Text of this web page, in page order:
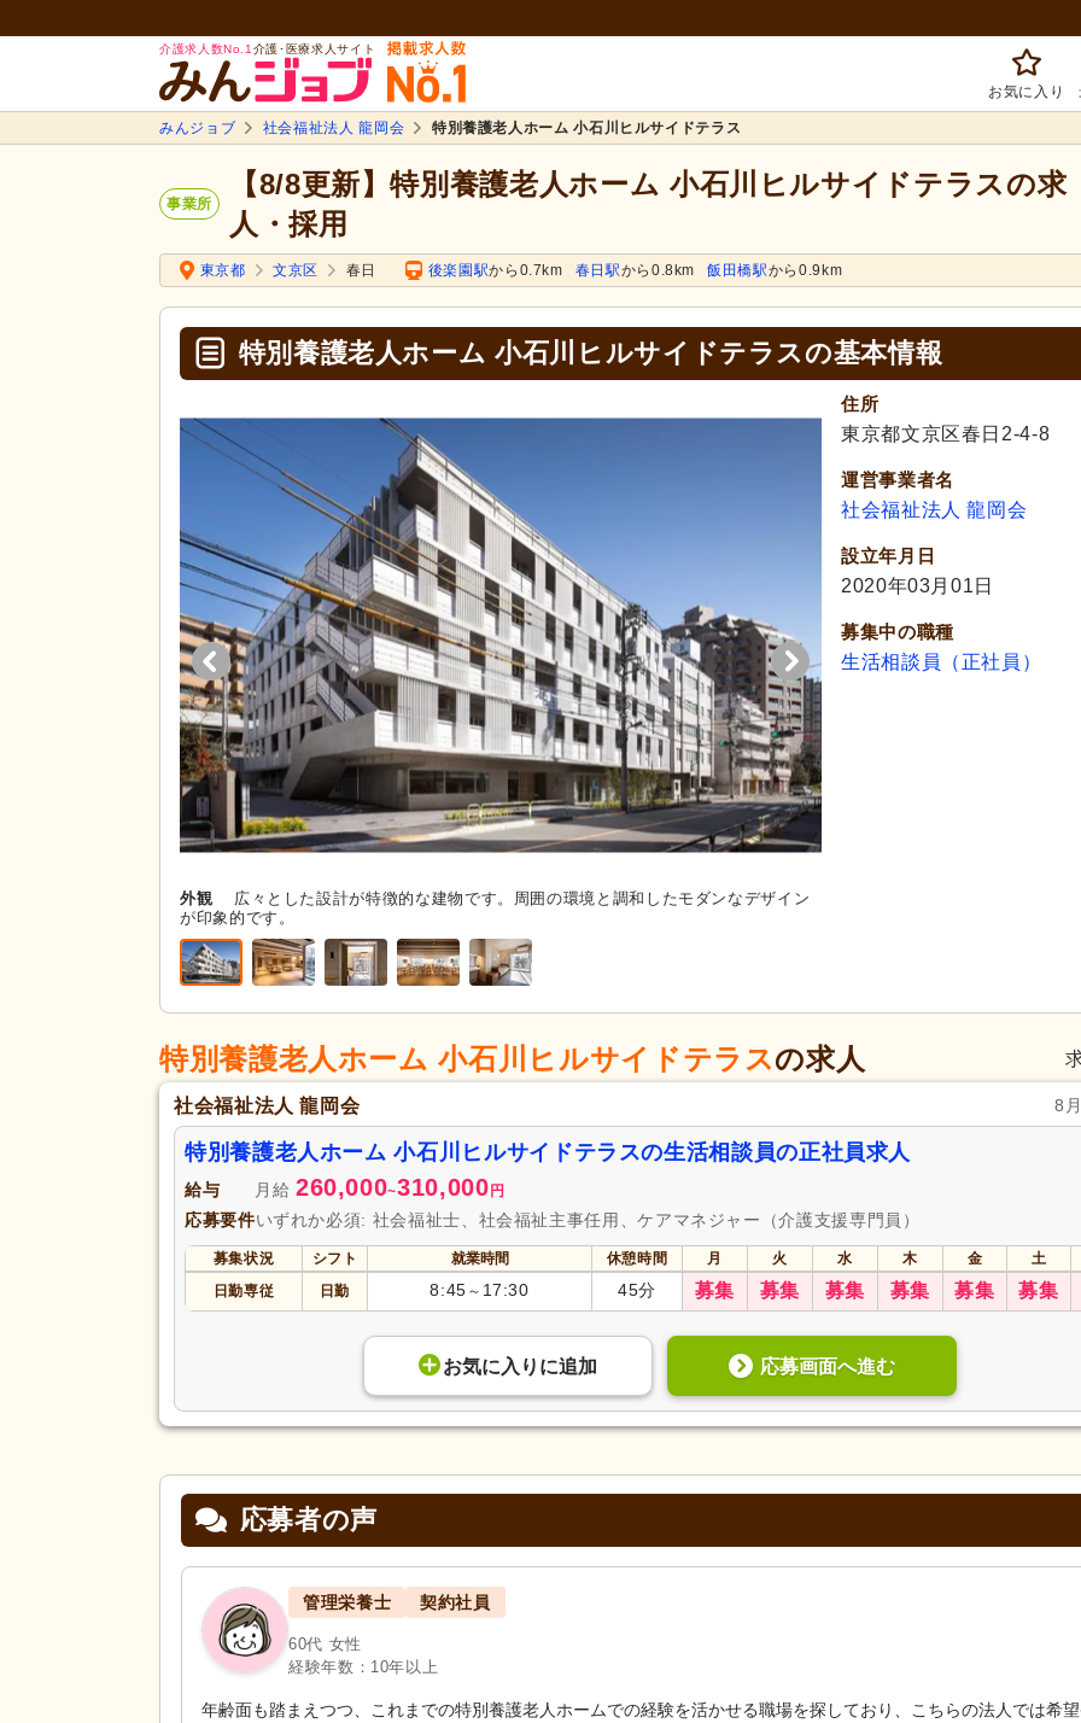
介護求人数No.1 介護･医療求人サイト
お気に入り
みんジョブ 社会福祉法人 龍岡会 特別養護老人ホーム 小石川ヒルサイドテラス
事業所
【8/8更新】特別養護老人ホーム 小石川ヒルサイドテラスの求
人・採用
東京都 文京区 春日 後楽園駅から0.7km 春日駅から0.8km 飯田橋駅から0.9km
特別養護老人ホーム 小石川ヒルサイドテラスの基本情報
外観
広々とした設計が特徴的な建物です。周囲の環境と調和したモダンなデザイン
が印象的です。
住所
東京都文京区春日2-4-8
運営事業者名
社会福祉法人 龍岡会
設立年月日
2020年03月01日
募集中の職種
生活相談員（正社員）
特別養護老人ホーム 小石川ヒルサイドテラスの求人
社会福祉法人 龍岡会 8
特別養護老人ホーム 小石川ヒルサイドテラスの生活相談員の正社員求人
給与 月給 260,000~310,000 円
応募要件いずれか必須: 社会福祉士、社会福祉主事任用、ケアマネジャー（介護支援専門員）
募集状況 シフト 就業時間 休憩時間 月 火 水 木 金 土
日勤専従
日勤 8:45 ～ 17:30 45分 募集 募集 募集 募集 募集 募集
お気に入り に追加 応募画面へ進む
応募者の声
管理栄養士 契約社員
60代 女性
経験年数：10年以上
年齢面も踏まえつつ、これまでの特別養護老人ホームでの経験を活かせる職場を探しており、こちらの法人では希